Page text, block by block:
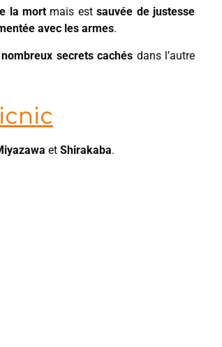
la mortmais estsauvée de justesse
avec les armes.
secrets cachés dans l’autre
et Shirakaba.